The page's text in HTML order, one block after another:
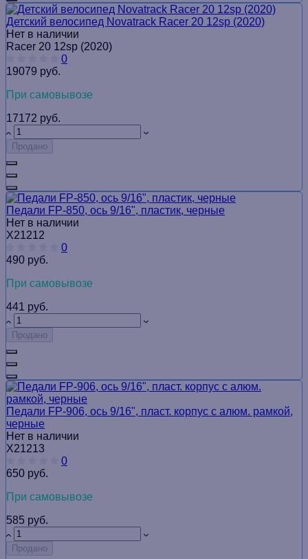
Детский велосипед Novatrack Racer 20 12sp (2020)
Нет в наличии
Racer 20 12sp (2020)
0
19079 руб.
При самовывозе
17172 руб.
Продано
Педали FP-850, ось 9/16", пластик, черные
Нет в наличии
Х21212
0
490 руб.
При самовывозе
441 руб.
Продано
Педали FP-906, ось 9/16", пласт. корпус с алюм. рамкой,
черные
Нет в наличии
Х21213
0
650 руб.
При самовывозе
585 руб.
Продано